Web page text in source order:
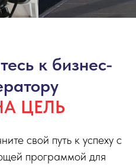
к бизнес-
ЦЕЛЬ
свой путь к успеху с
программой для